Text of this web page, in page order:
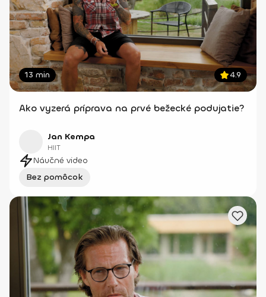
13 min 4.9
Ako vyzerá príprava na prvé bežecké podujatie?
Jan Kempa
HIIT
Náučné video
Bez pomôcok